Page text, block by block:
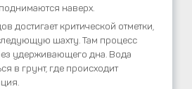
наверх.
достигает критической отметки,
шахту. Там процесс
удерживающего дна. Вода
в грунт, где происходит